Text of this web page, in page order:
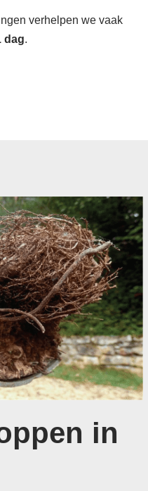
verhelpen we vaak
dag.
in